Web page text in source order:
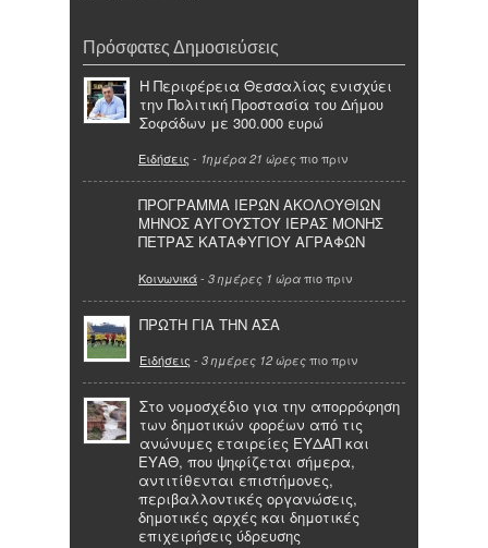
Πρόσφατες Δημοσιεύσεις
Η Περιφέρεια Θεσσαλίας ενισχύει
την Πολιτική Προστασία του Δήμου
Σοφάδων με 300.000 ευρώ
Ειδήσεις - 1ημέρα 21 ώρες πιο πριν
ΠΡΟΓΡΑΜΜΑ ΙΕΡΩΝ ΑΚΟΛΟΥΘΙΩΝ
ΜΗΝΟΣ ΑΥΓΟΥΣΤΟΥ ΙΕΡΑΣ ΜΟΝΗΣ
ΠΕΤΡΑΣ ΚΑΤΑΦΥΓΙΟΥ ΑΓΡΑΦΩΝ
Κοινωνικά- 3 ημέρες 1 ώρα πιο πριν
ΠΡΩΤΗ ΓΙΑ ΤΗΝ ΑΣΑ
Ειδήσεις - 3 ημέρες 12 ώρες πιο πριν
Στο νομοσχέδιο για την απορρόφηση
των δημοτικών φορέων από τις
ανώνυμες εταιρείες ΕΥΔΑΠ και
ΕΥΑΘ, που ψηφίζεται σήμερα,
αντιτίθενται επιστήμονες,
περιβαλλοντικές οργανώσεις,
δημοτικές αρχές και δημοτικές
επιχειρήσεις ύδρευσης